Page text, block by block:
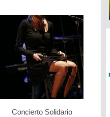
Concierto Solidario